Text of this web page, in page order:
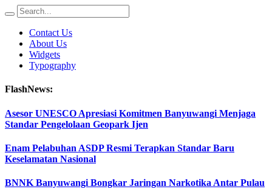
Contact Us
About Us
Widgets
Typography
FlashNews:
Asesor UNESCO Apresiasi Komitmen Banyuwangi Menjaga
Standar Pengelolaan Geopark Ijen
Enam Pelabuhan ASDP Resmi Terapkan Standar Baru
Keselamatan Nasional
BNNK Banyuwangi Bongkar Jaringan Narkotika Antar Pulau